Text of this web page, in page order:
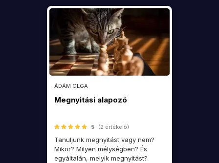
ÁDÁM OLGA
Megnyitási alapozó
5 (2 értékelő)
Tanuljunk megnyitást vagy nem?
Mikor? Milyen mélységben? És
egyáltalán, melyik megnyitást?